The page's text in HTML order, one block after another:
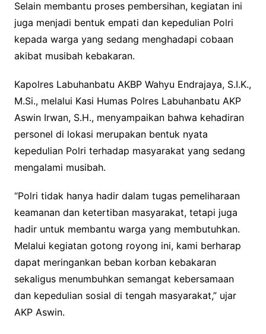
Selain membantu proses pembersihan, kegiatan ini
juga menjadi bentuk empati dan kepedulian Polri
kepada warga yang sedang menghadapi cobaan
akibat musibah kebakaran.
Kapolres Labuhanbatu AKBP Wahyu Endrajaya, S.I.K.,
M.Si., melalui Kasi Humas Polres Labuhanbatu AKP
Aswin Irwan, S.H., menyampaikan bahwa kehadiran
personel di lokasi merupakan bentuk nyata
kepedulian Polri terhadap masyarakat yang sedang
mengalami musibah.
“Polri tidak hanya hadir dalam tugas pemeliharaan
keamanan dan ketertiban masyarakat, tetapi juga
hadir untuk membantu warga yang membutuhkan.
Melalui kegiatan gotong royong ini, kami berharap
dapat meringankan beban korban kebakaran
sekaligus menumbuhkan semangat kebersamaan
dan kepedulian sosial di tengah masyarakat,” ujar
AKP Aswin.